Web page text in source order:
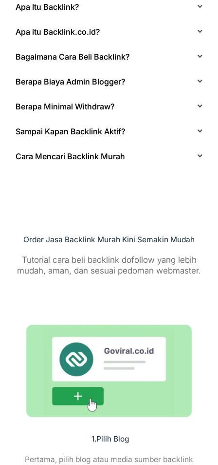
Apa Itu Backlink?
Apa itu Backlink.co.id?
Bagaimana Cara Beli Backlink?
Berapa Biaya Admin Blogger?
Berapa Minimal Withdraw?
Sampai Kapan Backlink Aktif?
Cara Mencari Backlink Murah
Order Jasa Backlink Murah Kini Semakin Mudah
Tutorial cara beli backlink dofollow yang lebih
mudah, aman, dan sesuai pedoman webmaster.
1.Pilih Blog
Pertama, pilih blog atau media sumber backlink